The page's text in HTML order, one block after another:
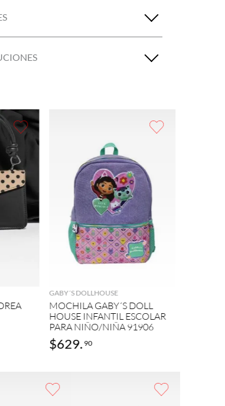
GABY´S DOLLHOUSE
MOCHILA GABY´S DOLL
HOUSE INFANTIL ESCOLAR
PARA NIÑO/NIÑA 91906
$629. 90